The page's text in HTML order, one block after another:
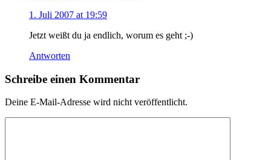
1. Juli 2007 at 19:59
Jetzt weißt du ja endlich, worum es geht ;-)
Antworten
Schreibe einen Kommentar
Deine E-Mail-Adresse wird nicht veröffentlicht.